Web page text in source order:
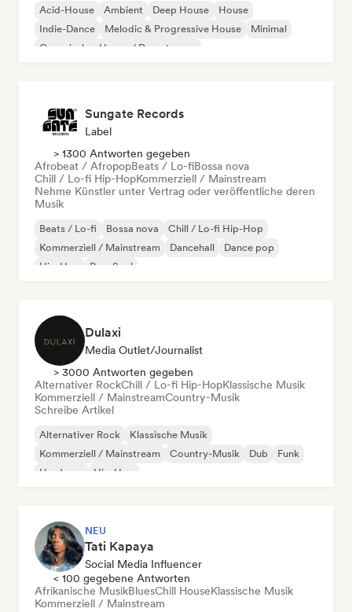
Acid-House Ambient Deep House
House
Indie-Dance
Melodic & Progressive House
Minimal
Organischer House / Downtempo
Sungate Records
Label
> 1300 Antworten gegeben
Afrobeat / AfropopBeats / Lo-fiBossa nova
Chill / Lo-fi Hip-HopKommerziell / Mainstream
Nehme Künstler unter Vertrag oder veröffentliche deren
Musik
Beats / Lo-fi Bossa nova
Chill / Lo-fi Hip-Hop
Kommerziell / Mainstream
Dancehall
Dance pop
Hip-Hop
Pop-Soul
Dulaxi
Media Outlet/Journalist
> 3000 Antworten gegeben
Alternativer RockChill / Lo-fi Hip-HopKlassische Musik
Kommerziell / MainstreamCountry-Musik
Schreibe Artikel
Alternativer Rock
Klassische Musik
Kommerziell / Mainstream
Country-Musik Dub
Funk
Hardcore
Hip-Hop
NEU
Tati Kapaya
Social Media Influencer
< 100 gegebene Antworten
Afrikanische MusikBluesChill HouseKlassische Musik
Kommerziell / Mainstream